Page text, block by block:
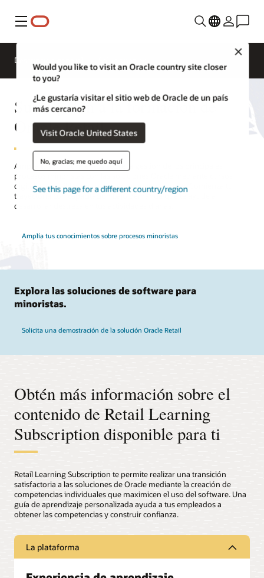
Menú
Would you like to visit an Oracle country site closer
to you?
¿Le gustaría visitar el sitio web de Oracle de un país
más cercano?
Visit Oracle United States
No, gracias; me quedo aquí
See this page for a different country/region
Descripción general
Suscripción a la formación de
Oracle Retail
Amplía tus conocimientos sobre la gestión de los principales
procesos minoristas con las soluciones Oracle mediante cursos
digitales accesibles en cualquier momento y lugar. Comienza tu
trayectoria con capacitación bajo demanda que te ayude a
desarrollar destreza en tus actividades diarias.
Amplía tus conocimientos sobre procesos minoristas
Explora las soluciones de software para
minoristas.
Solicita una demostración de la solución Oracle Retail
Obtén más información sobre el
contenido de Retail Learning
Subscription disponible para ti
Retail Learning Subscription te permite realizar una transición
satisfactoria a las soluciones de Oracle mediante la creación de
competencias individuales que maximicen el uso del software. Una
guía de aprendizaje personalizada ayuda a tus empleados a
obtener las competencias y construir confianza.
La plataforma